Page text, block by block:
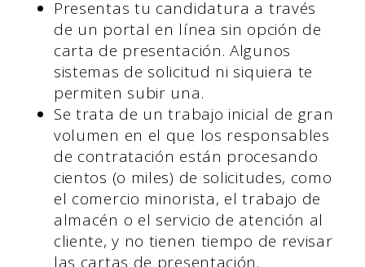
Presentas tu candidatura a través
de un portal en línea sin opción de
carta de presentación. Algunos
sistemas de solicitud ni siquiera te
permiten subir una.
Se trata de un trabajo inicial de gran
volumen en el que los responsables
de contratación están procesando
cientos (o miles) de solicitudes, como
el comercio minorista, el trabajo de
almacén o el servicio de atención al
cliente, y no tienen tiempo de revisar
las cartas de presentación.